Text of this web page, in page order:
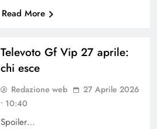
Read More
Televoto Gf Vip 27 aprile:
chi esce
Redazione web
27 Aprile 2026
• 10:40
Spoiler…